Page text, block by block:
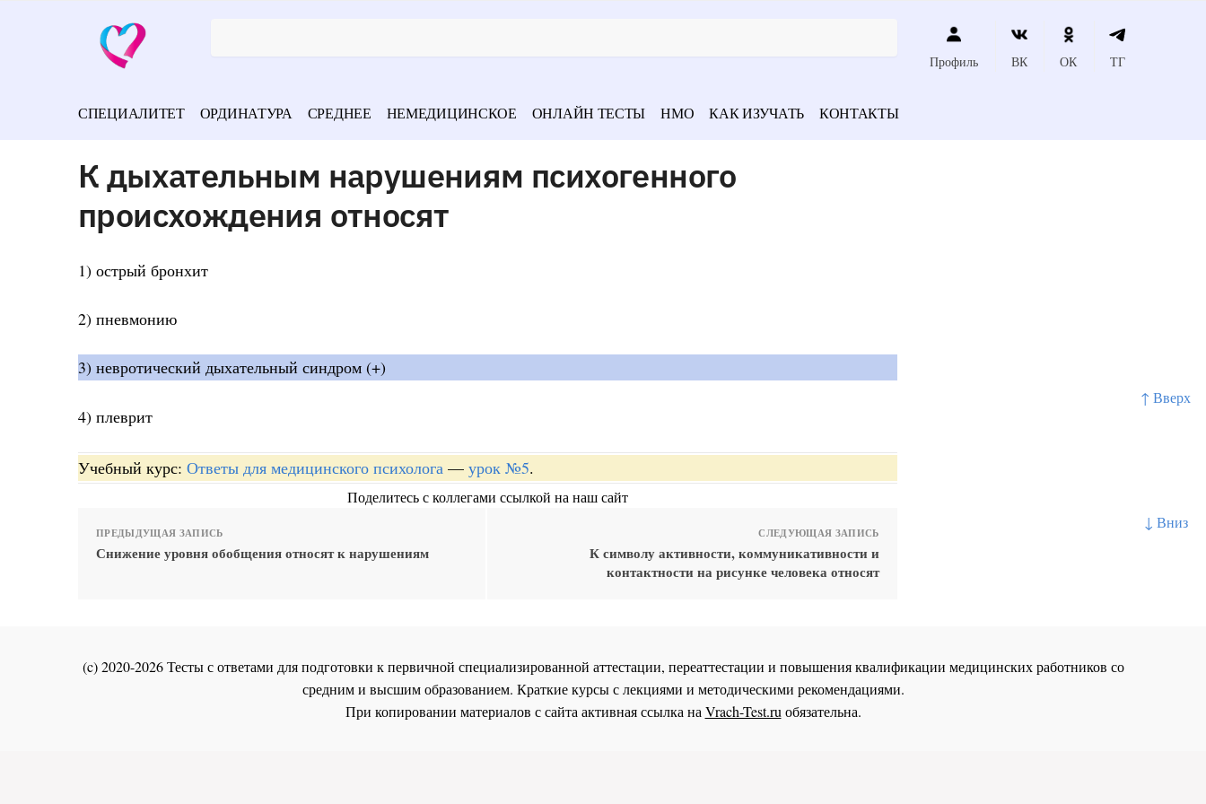
↑ Вверх
↓ Вниз
Профиль ВК ОК ТГ
СПЕЦИАЛИТЕТ ОРДИНАТУРА СРЕДНЕЕ НЕМЕДИЦИНСКОЕ ОНЛАЙН ТЕСТЫ НМО КАК ИЗУЧАТЬ КОНТАКТЫ
К дыхательным нарушениям психогенного
происхождения относят
1) острый бронхит
2) пневмонию
3) невротический дыхательный синдром (+)
4) плеврит
Учебный курс: Ответы для медицинского психолога — урок №5.
Поделитесь с коллегами ссылкой на наш сайт
ПРЕДЫДУЩАЯ ЗАПИСЬ
Снижение уровня обобщения относят к нарушениям
СЛЕДУЮЩАЯ ЗАПИСЬ
К символу активности, коммуникативности и
контактности на рисунке человека относят
(c) 2020-2026 Тесты с ответами для подготовки к первичной специализированной аттестации, переаттестации и повышения квалификации медицинских работников со
средним и высшим образованием. Краткие курсы с лекциями и методическими рекомендациями.
При копировании материалов с сайта активная ссылка наVrach-Test.ruобязательна.